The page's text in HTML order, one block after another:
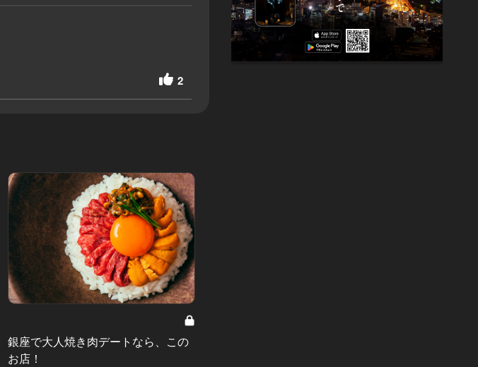
2
銀座で大人焼き肉デートなら、この
お店！